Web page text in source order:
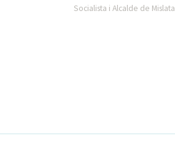
Socialista i Alcalde de Mislata